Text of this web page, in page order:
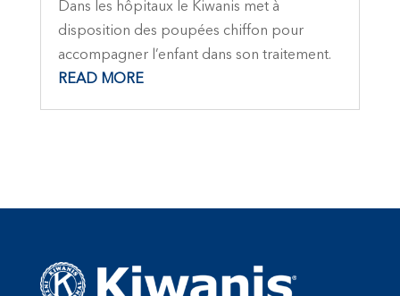
Dans les hôpitaux le Kiwanis met à
disposition des poupées chiffon pour
accompagner l’enfant dans son traitement.
READ MORE